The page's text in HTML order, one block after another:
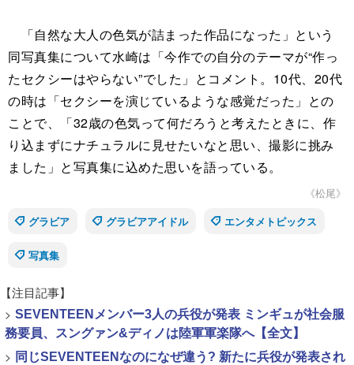
「自然な大人の色気が詰まった作品になった」という
同写真集について水崎は「今作での自分のテーマが“作っ
たセクシーはやらない”でした」とコメント。10代、20代
の時は「セクシーを演じているような感覚だった」との
ことで、「32歳の色気って何だろうと考えたときに、作
り込まずにナチュラルに見せたいなと思い、撮影に挑み
ました」と写真集に込めた思いを語っている。
《松尾》
グラビア
グラビアアイドル エンタメトピックス
写真集
【注目記事】
> SEVENTEENメンバー3人の兵役が発表 ミンギュが社会服
務要員、スングァン&ディノは陸軍軍楽隊へ【全文】
> 同じSEVENTEENなのになぜ違う? 新たに兵役が発表され